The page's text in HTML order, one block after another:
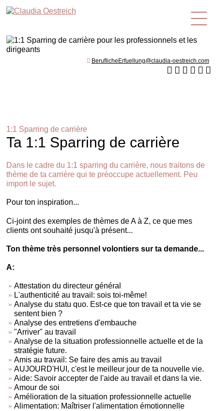
fr
BeruflicheErfuellung@claudia-oestreich.com
1:1 Sparring de carrière
Ta 1:1 Sparring de carrière
Dans le cadre du 1:1 sparring du carrière, nous traitons de
thème de ta carrière qui te préoccupe actuellement. Peu
import le sujet.
Pour ton inspiration...
Ci-joint des exemples de thèmes de A à Z, ce que mes
clients ont souhaité jusqu'à présent...
Ton thème très personnel volontiers sur ta demande...
A:
Attestation du directeur général
L'authenticité au travail: sois toi-même!
Analyse du statu quo. Est-ce que ton travail et ta vie se
sentent bien ?
Analyse des entretiens d'embauche
"Arriver" au travail
Analyse de la situation professionnelle actuelle et de la
stratégie future.
Amis au travail: Se faire des amis au travail
AUJOURD'HUI, c'est le meilleur jour de ta nouvelle vie.
Aide: Savoir accepter de l'aide au travail et dans la vie.
Amour de soi
Amélioration de la situation professionnelle actuelle
Alimentation: Maîtriser l'alimentation émotionnelle